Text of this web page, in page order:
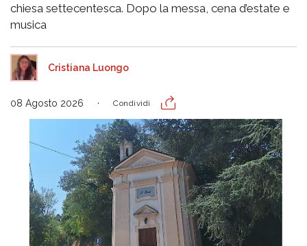
chiesa settecentesca. Dopo la messa, cena d’estate e
musica
Cristiana Luongo
08 Agosto 2026 Condividi